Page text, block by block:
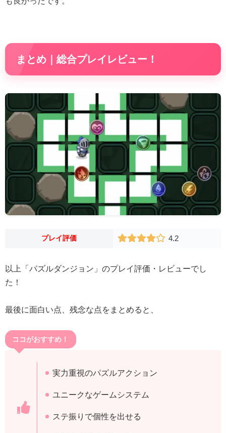
まとめ｜総合プレイレビュー！
プレイ評価 4.2
以上「パズルダンジョン」のプレイ評価・レビューでし
た！
最後に面白い点、残念な点をまとめると、
ココがおすすめ！
実力重視のパズルアクション
ユニークなゲームシステム
ステ振りで個性を出せる